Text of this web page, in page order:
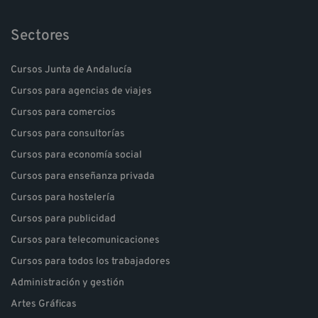
Sectores
Cursos Junta de Andalucía
Cursos para agencias de viajes
Cursos para comercios
Cursos para consultorías
Cursos para economía social
Cursos para enseñanza privada
Cursos para hostelería
Cursos para publicidad
Cursos para telecomunicaciones
Cursos para todos los trabajadores
Administración y gestión
Artes Gráficas